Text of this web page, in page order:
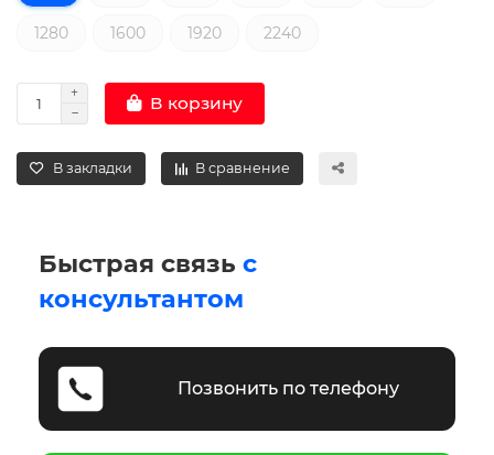
1280 1600 1920 2240
В корзину
В закладки В сравнение
Быстрая связь с
консультантом
Позвонить по телефону